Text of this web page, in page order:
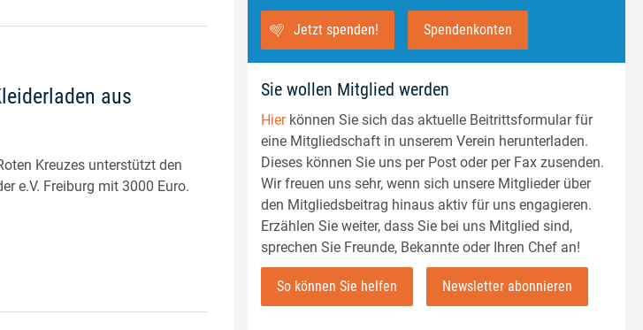
aus
Kreuzes unterstützt den
e.V. Freiburg mit 3000 Euro.
Jetzt spenden! Spendenkonten
Sie wollen Mitglied werden
Hierkönnen Sie sich das aktuelle Beitrittsformular für
eine Mitgliedschaft in unserem Verein herunterladen.
Dieses können Sie uns per Post oder per Fax zusenden.
Wir freuen uns sehr, wenn sich unsere Mitglieder über
den Mitgliedsbeitrag hinaus aktiv für uns engagieren.
Erzählen Sie weiter, dass Sie bei uns Mitglied sind,
sprechen Sie Freunde, Bekannte oder Ihren Chef an!
So können Sie helfen Newsletter abonnieren